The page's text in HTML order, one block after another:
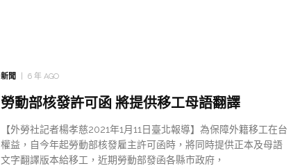
新聞 6 年 AGO
勞動部核發許可函 將提供移工母語翻譯
【外勞社記者楊孝慈2021年1月11日臺北報導】為保障外籍移工在台
權益，自今年起勞動部核發雇主許可函時，將同時提供正本及母語
文字翻譯版本給移工，近期勞動部發函各縣市政府，